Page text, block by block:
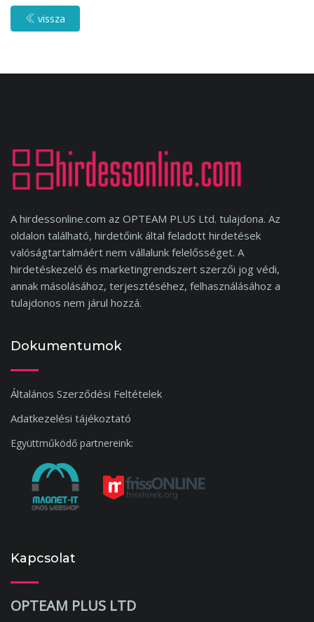
vissza
A hirdessonline.com az OPTEAM PLUS Ltd. tulajdona. Az
oldalon található, hirdetőink által feladott hirdetések
valóságtartalmáért nem vállalunk felelősséget. A
hirdetéskezelő és marketingrendszert szerzői jog védi,
annak másolásához, terjesztéséhez, felhasználásához a
tulajdonos nem járul hozzá.
Dokumentumok
Általános Szerződési Feltételek
Adatkezelési tájékoztató
Együttműködő partnereink:
Kapcsolat
OPTEAM PLUS LTD